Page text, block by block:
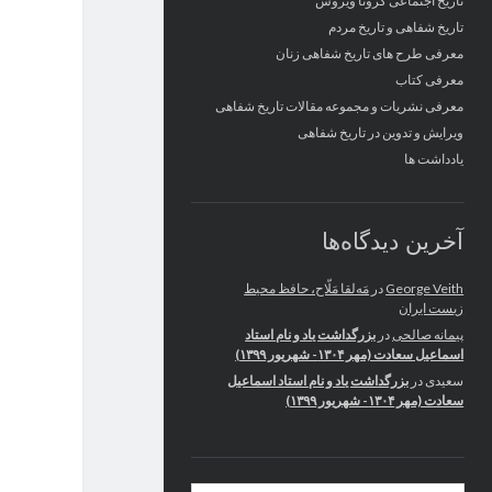
تاریخ شفاهی و تاریخ مردم
معرفی طرح های تاریخ شفاهی زنان
معرفی کتاب
معرفی نشریات و مجموعه مقالات تاریخ شفاهی
ویرایش و تدوین در تاریخ شفاهی
یادداشت ها
آخرین دیدگاه‌ها
George Veith در مَه‌لقا مَلّاح، حافظ محیط
زیست ایران
پیمانه صالحی در بزرگداشت یاد و نام استاد
اسماعیل سعادت (مهر ۱۳۰۴- شهریور ۱۳۹۹)
سعیدی در بزرگداشت یاد و نام استاد اسماعیل
سعادت (مهر ۱۳۰۴- شهریور ۱۳۹۹)